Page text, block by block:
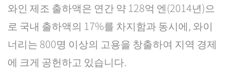
와인 제조 출하액은 연간 약 128억 엔(2014년)으
로 국내 출하액의 17%를 차지함과 동시에, 와이
너리는 800명 이상의 고용을 창출하여 지역 경제
에 크게 공헌하고 있습니다.